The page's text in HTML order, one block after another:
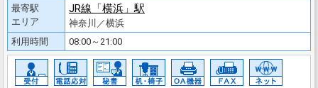
最寄駅
エリア
JR線「横浜」駅
神奈川／横浜
利用時間
08:00～21:00